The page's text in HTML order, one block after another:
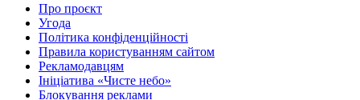
Про проєкт
Угода
Політика конфіденційності
Правила користуванням сайтом
Рекламодавцям
Ініціатива «Чисте небо»
Блокування реклами